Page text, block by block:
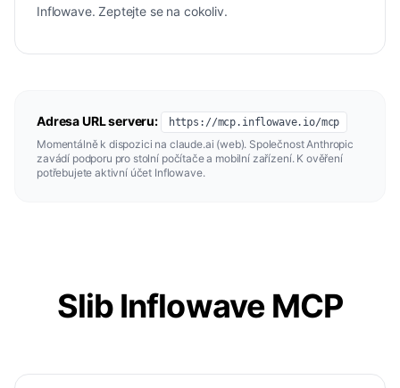
Inflowave. Zeptejte se na cokoliv.
Adresa URL serveru: https://mcp.inflowave.io/mcp
Momentálně k dispozici na claude.ai (web). Společnost Anthropic
zavádí podporu pro stolní počítače a mobilní zařízení. K ověření
potřebujete aktivní účet Inflowave.
Slib Inflowave MCP